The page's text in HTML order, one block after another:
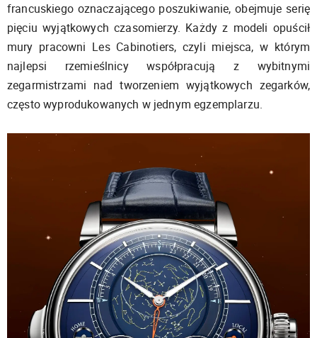
francuskiego oznaczającego poszukiwanie, obejmuje serię
pięciu wyjątkowych czasomierzy. Każdy z modeli opuścił
mury pracowni Les Cabinotiers, czyli miejsca, w którym
najlepsi rzemieślnicy współpracują z wybitnymi
zegarmistrzami nad tworzeniem wyjątkowych zegarków,
często wyprodukowanych w jednym egzemplarzu.